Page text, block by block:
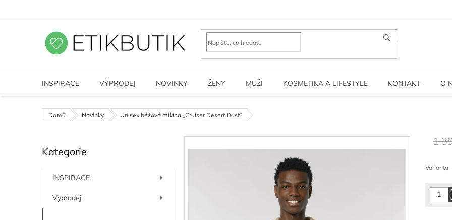
HLEDAT
INSPIRACE VÝPRODEJ NOVINKY ŽENY MUŽI KOSMETIKA A LIFESTYLE KONTAKT O
Domů Novinky Unisex béžová mikina „Cruiser Desert Dust“
o
n
Přeskočit
kategorie
Kategorie
INSPIRACE
Výprodej
1
cena:
Varianta